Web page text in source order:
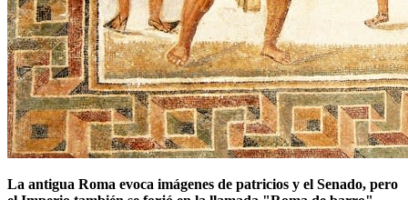
La antigua Roma evoca imágenes de patricios y el Senado, pero